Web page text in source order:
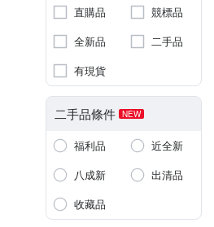
直購品
競標品
全新品
二手品
有現貨
二手品條件 NEW
福利品
近全新
八成新
出清品
收藏品